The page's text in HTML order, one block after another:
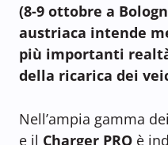
(8-9 ottobre a
austriaca intende
più importanti
della ricarica dei
Nell’ampia gamma
e il Charger PRO è